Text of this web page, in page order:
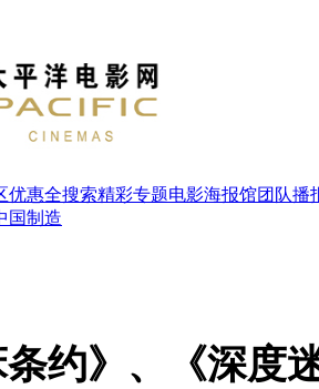
优惠全搜索精彩专题电影海报馆团队播
国制造
条约》、《深度